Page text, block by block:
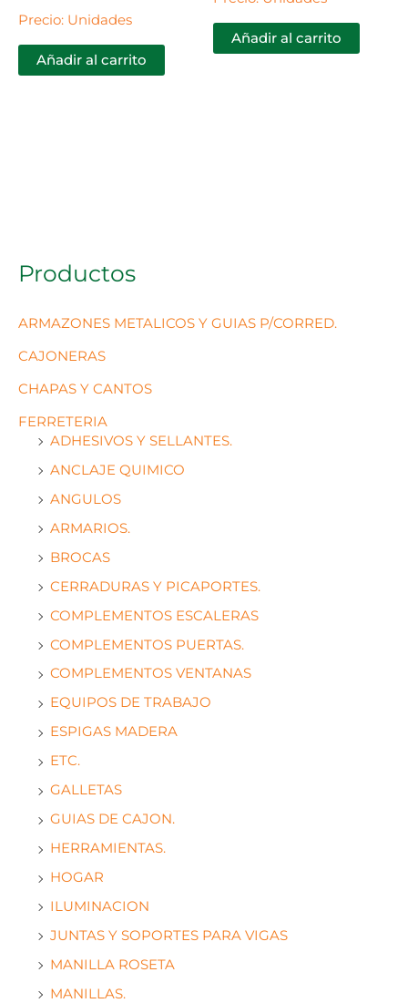
Productos
ARMAZONES METALICOS Y GUIAS P/CORRED.
CAJONERAS
CHAPAS Y CANTOS
FERRETERIA
ADHESIVOS Y SELLANTES.
ANCLAJE QUIMICO
ANGULOS
ARMARIOS.
BROCAS
CERRADURAS Y PICAPORTES.
COMPLEMENTOS ESCALERAS
COMPLEMENTOS PUERTAS.
COMPLEMENTOS VENTANAS
EQUIPOS DE TRABAJO
ESPIGAS MADERA
ETC.
GALLETAS
GUIAS DE CAJON.
HERRAMIENTAS.
HOGAR
ILUMINACION
JUNTAS Y SOPORTES PARA VIGAS
MANILLA ROSETA
MANILLAS.
Precio: Unidades
Añadir al carrito
Añadir al carrito